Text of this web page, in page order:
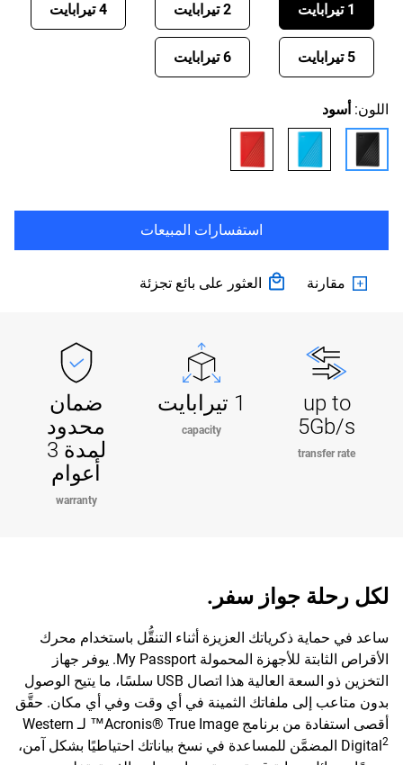
1 تيرابايت 2 تيرابايت 4 تيرابايت
5 تيرابايت 6 تيرابايت
اللون: أسود
استفسارات المبيعات
مقارنة العثور على بائع تجزئة
up to
5Gb/s
transfer rate
1 تيرابايت
capacity
ضمان
محدود
لمدة 3
أعوام
warranty
لكل رحلة جواز سفر.
ساعد في حماية ذكرياتك العزيزة أثناء التنقُّل باستخدام محرك
الأقراص الثابتة للأجهزة المحمولة My Passport. يوفر جهاز
التخزين ذو السعة العالية هذا اتصال USB سلسًا، ما يتيح الوصول
بدون متاعب إلى ملفاتك الثمينة في أي وقت وفي أي مكان. حقَّق
أقصى استفادة من برنامج Acronis® True Image™ لـ Western
Digital2
المضمَّن للمساعدة في نسخ بياناتك احتياطيًا بشكل آمن،